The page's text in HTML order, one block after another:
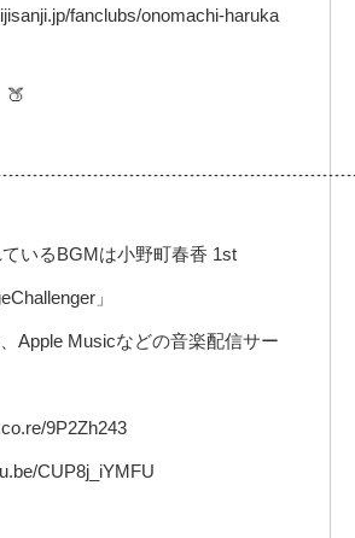
fanclubs/onomachi-haruka
🍑
いるBGMは小野町春香 1st
」
Apple Musicなどの音楽配信サー
9P2Zh243
CUP8j_iYMFU